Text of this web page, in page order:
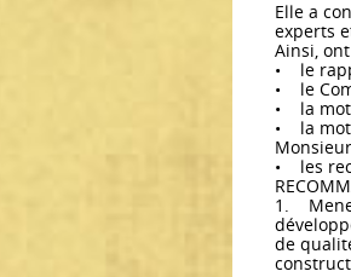
Elle a
experts
Ainsi,
• le
• le
• la
• la
• les
1.
de